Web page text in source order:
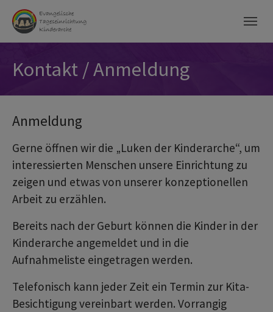
Skip to main navigation
Skip to main content
Skip to page footer
Kontakt / Anmeldung
Anmeldung
Gerne öffnen wir die „Luken der Kinderarche“, um
interessierten Menschen unsere Einrichtung zu
zeigen und etwas von unserer konzeptionellen
Arbeit zu erzählen.
Bereits nach der Geburt können die Kinder in der
Kinderarche angemeldet und in die
Aufnahmeliste eingetragen werden.
Telefonisch kann jeder Zeit ein Termin zur Kita-
Besichtigung vereinbart werden. Vorrangig